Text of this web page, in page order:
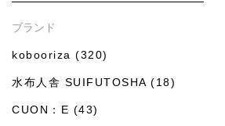
ブランド
kobooriza (320)
水布人舎 SUIFUTOSHA (18)
CUON：E (43)